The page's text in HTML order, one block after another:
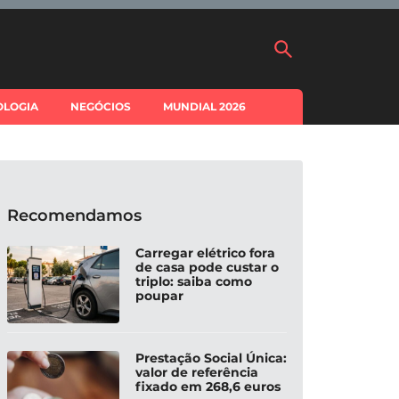
NEGÓCIOS MUNDIAL 2026
Recomendamos
Carregar elétrico fora
de casa pode custar o
triplo: saiba como
poupar
Prestação Social Única:
valor de referência
fixado em 268,6 euros